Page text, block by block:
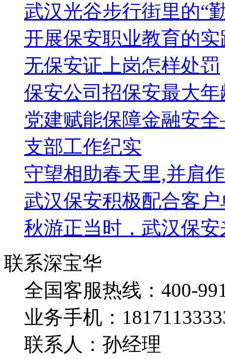
武汉光谷步行街里的“
开展保安职业教育的
无保安证上岗怎样处罚
保安公司招保安最大
党建赋能保障金融安
支部工作纪实
守望相助春天里,并肩
武汉保安积极配合客
秋游正当时，武汉保
联系深宝华
全国客服热线：400-
业务手机：
联系人：孙经理